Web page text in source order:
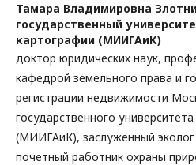
Тамара Владимировна
государственный
картографии (МИИГАиК)
доктор юридических наук,
кафедрой земельного права и
регистрации недвижимости
государственного
(МИИГАиК), заслуженный
почетный работник охраны